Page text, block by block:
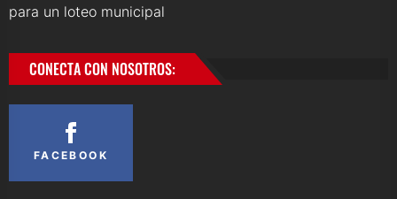
para un loteo municipal
CONECTA CON NOSOTROS:
FACEBOOK